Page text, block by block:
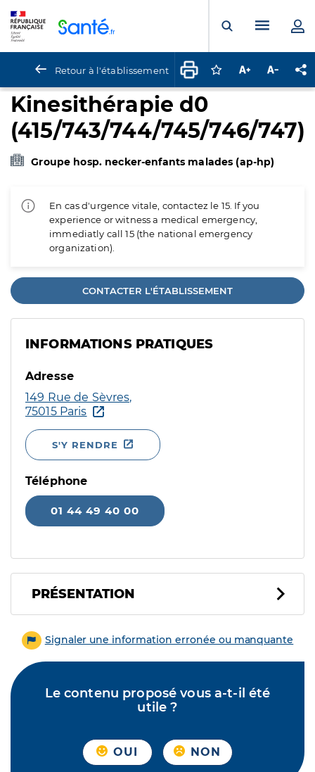
Ouvrir laMenu
Retour à l'établissement Connectez-vous
Augmenter la
Kinesithérapie d0
(415/743/744/745/746/747)
Groupe hosp. necker-enfants malades (ap-hp)
En cas d'urgence vitale, contactez le 15. If you
experience or witness a medical emergency,
immediatly call 15 (the national emergency
organization).
CONTACTER L'ÉTABLISSEMENT
INFORMATIONS PRATIQUES
Adresse
149 Rue de Sèvres,
75015 Paris
S'Y RENDRE
Téléphone
01 44 49 40 00
PRÉSENTATION
Signaler une information erronée ou manquante
Le contenu proposé vous a-t-il été
utile ?
OUI NON